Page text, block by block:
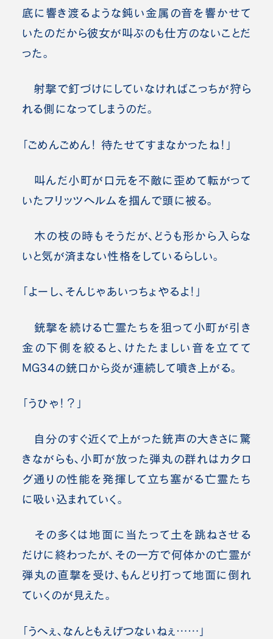
底に響き渡るような鈍い金属の音を響かせて
いたのだから彼女が叫ぶのも仕方のないことだ
った。
射撃で釘づけにしていなければこっちが狩ら
れる側になってしまうのだ。
「ごめんごめん！ 待たせてすまなかったね！」
叫んだ小町が口元を不敵に歪めて転がって
いたフリッツヘルムを掴んで頭に被る。
木の枝の時もそうだが、どうも形から入らな
いと気が済まない性格をしているらしい。
「よーし、そんじゃあいっちょやるよ！」
銃撃を続ける亡霊たちを狙って小町が引き
金の下側を絞ると、けたたましい音を立てて
MG34の銃口から炎が連続して噴き上がる。
「うひゃ！？」
自分のすぐ近くで上がった銃声の大きさに驚
きながらも、小町が放った弾丸の群れはカタロ
グ通りの性能を発揮して立ち塞がる亡霊たち
に吸い込まれていく。
その多くは地面に当たって土を跳ねさせる
だけに終わったが、その一方で何体かの亡霊が
弾丸の直撃を受け、もんどり打って地面に倒れ
ていくのが見えた。
「うへぇ、なんともえげつないねぇ……」